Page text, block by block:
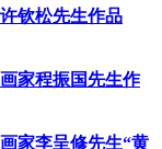
钦松先生作品
家程振国先生作
家李呈修先生“黄